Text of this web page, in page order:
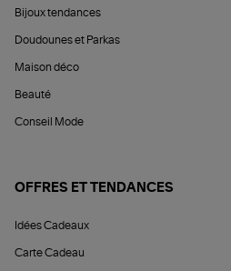
Bijoux tendances
Doudounes et Parkas
Maison déco
Beauté
Conseil Mode
OFFRES ET TENDANCES
Idées Cadeaux
Carte Cadeau